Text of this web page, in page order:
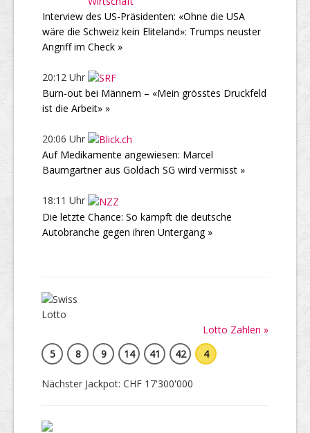
Interview des US-Präsidenten: «Ohne die USA
wäre die Schweiz kein Eliteland»: Trumps neuster
Angriff im Check »
20:12 Uhr
Burn-out bei Männern – «Mein grösstes Druckfeld
ist die Arbeit» »
20:06 Uhr
Auf Medikamente angewiesen: Marcel
Baumgartner aus Goldach SG wird vermisst »
18:11 Uhr
Die letzte Chance: So kämpft die deutsche
Autobranche gegen ihren Untergang »
Lotto Zahlen »
5
8 9 14 41 42 4
Nächster Jackpot: CHF 17'300'000